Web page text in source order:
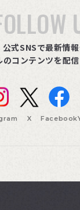
公式SNSで最新情
コンテンツを配信
X Facebook